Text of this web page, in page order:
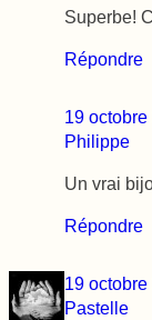
Superbe!
Répondre
19 octobre
Philippe
Un vrai
Répondre
19 octobre
Pastelle